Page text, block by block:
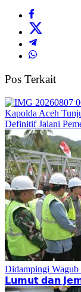
Pos Terkait
Kapolda Aceh
Definitif Jalani
Didampingi
𝗟𝘂𝗺𝘂𝘁 𝗱𝗮𝗻